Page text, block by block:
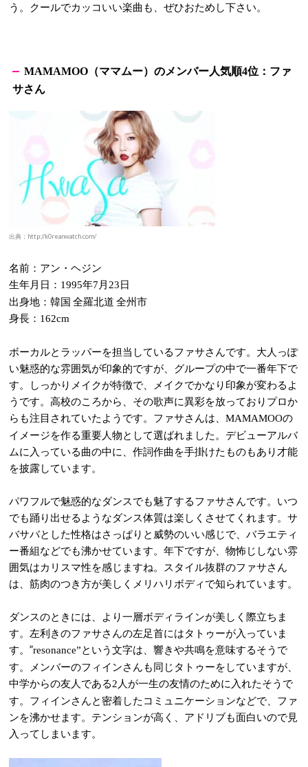
う。クールでカッコいい楽曲も、ぜひおためし下さい。
MAMAMOO （ママムー）のメンバー人気順4位：ファ
サさん
出典：http://k0reanwatch.com/
名前：アン・ヘジン
生年月日： 1995年7 月23日
出身地：韓国 全羅北道 全州市
身長： 162cm
ボーカルとラッパーを担当しているファサさんです。大人っぽ
い魅惑的な雰囲気が印象的ですが、グループの中で一番年下で
す。しっかりメイクが特徴で、メイクでかなり印象が変わるよ
うです。高校のころから、その歌声に異彩を放っておりプロか
らも注目されていたようです。ファサさんは、 MAMAMOOの
イメージを作る重要人物として選ばれました。デビューアルバ
ムに入っている曲の中に、作詞作曲を手掛けたものもあり才能
を披露しています。
パワフルで魅惑的なダンスでも魅了するファサさんです。いつ
でも踊り出せるようなダンス体質は楽しくさせてくれます。サ
バサバとした性格はさっぱりと威勢のいい感じで、バラエティ
ー番組などでも沸かせています。年下ですが、物怖じしない雰
囲気はカリスマ性を感じますね。スタイル抜群のファサさん
は、筋肉のつき方が美しくメリハリボディで知られています。
ダンスのときには、より一層ボディラインが美しく際立ちま
す。左利きのファサさんの左足首にはタトゥーが入っていま
す。”resonance”という文字は、響きや共鳴を意味するそうで
す。メンバーのフィインさんも同じタトゥーをしていますが、
中学からの友人である2 人が一生の友情のために入れたそうで
す。フィインさんと密着したコミュニケーションなどで、ファ
ンを沸かせます。テンションが高く、アドリブも面白いので見
入ってしまいます。